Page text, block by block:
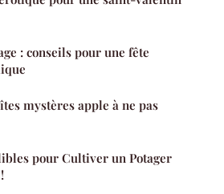
: conseils pour une fête
mystères apple à ne pas
pour Cultiver un Potager